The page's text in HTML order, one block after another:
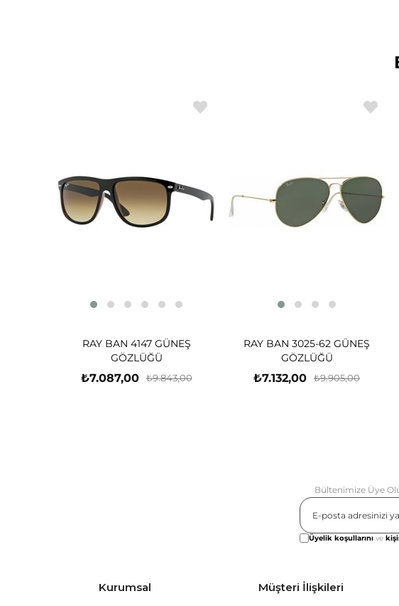
RAY BAN 4147 GÜNEŞ
GÖZLÜĞÜ
₺7.087,00 ₺9.843,00
RAY BAN 3025-62 GÜNEŞ
GÖZLÜĞÜ
₺7.132,00 ₺9.905,00
Bültenimize Üye
Üyelik koşullarını ve
Kurumsal Müşteri İlişkileri